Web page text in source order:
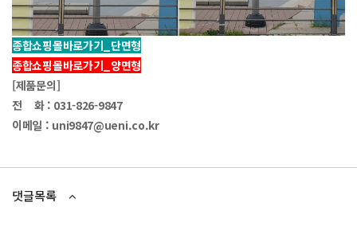
종합쇼핑몰바로가기_단면형
종합쇼핑몰바로가기_양면형
[제품문의]
전 화 : 031-826-9847
이메일 : uni9847@ueni.co.kr
댓글목록